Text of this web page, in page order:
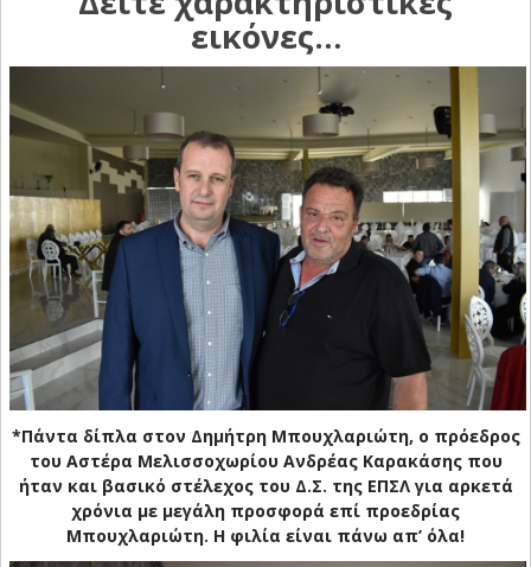
εικόνες…
*Πάντα δίπλα στον Δημήτρη Μπουχλαριώτη, ο πρόεδρος
του Αστέρα Μελισσοχωρίου Ανδρέας Καρακάσης που
ήταν και βασικό στέλεχος του Δ.Σ. της ΕΠΣΛ για αρκετά
χρόνια με μεγάλη προσφορά επί προεδρίας
Μπουχλαριώτη. Η φιλία είναι πάνω απ’ όλα!